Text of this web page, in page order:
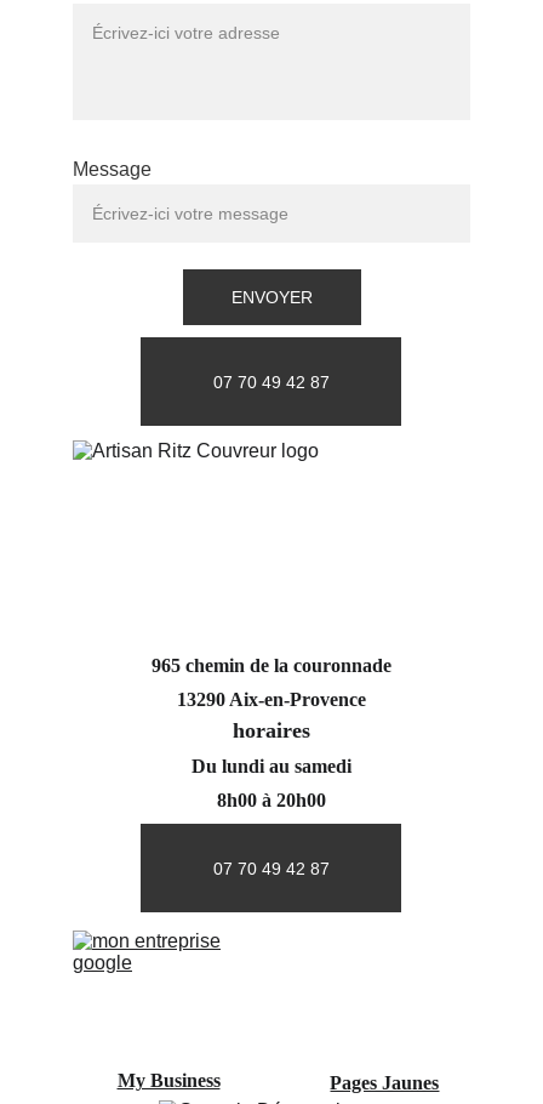
Message
ENVOYER
07 70 49 42 87
07 70 49 42 87
965 chemin de la couronnade
13290 Aix-en-Provence
horaires
Du lundi au samedi
8h00 à 20h00
My Business Pages Jaunes